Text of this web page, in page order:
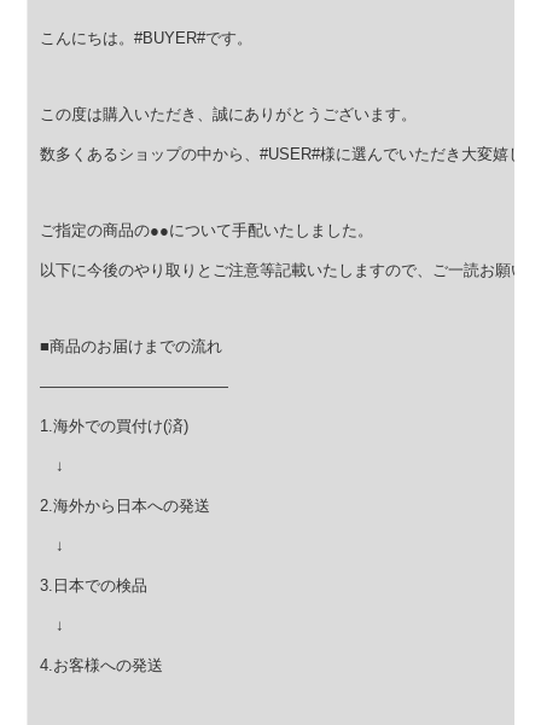
こんにちは。#BUYER#です。
この度は購入いただき、誠にありがとうございます。
数多くあるショップの中から、#USER#様に選んでいただき大変嬉し
ご指定の商品の●●について手配いたしました。
以下に今後のやり取りとご注意等記載いたしますので、ご一読お願い
■商品のお届けまでの流れ
————————————
1.海外での買付け(済)
↓
2.海外から日本への発送
↓
3.日本での検品
↓
4.お客様への発送